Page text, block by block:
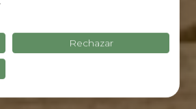
Rechazar